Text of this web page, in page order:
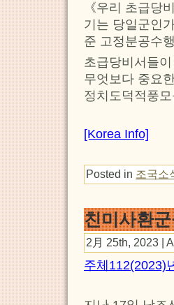
《우리 초급당
기는 당일군인
준 고정분공수
초급당비서들
무엇보다 중요
정치도덕적풍
[Korea Info]
Posted in 조국
친미사환
2月 25th, 2023 |
주체112(2023)